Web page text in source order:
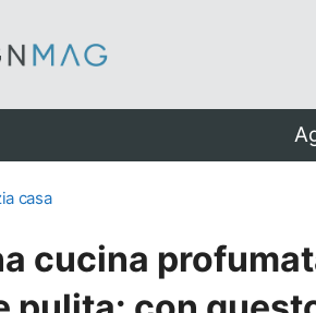
casa
cucina